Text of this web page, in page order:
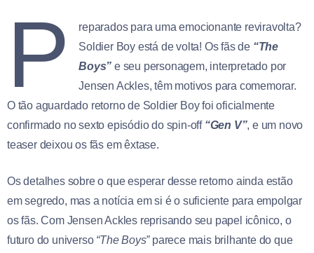
P
reparados para uma emocionante reviravolta?
Soldier Boy está de volta! Os fãs de “The
Boys” e seu personagem, interpretado por
Jensen Ackles, têm motivos para comemorar.
O tão aguardado retorno de Soldier Boy foi oficialmente
confirmado no sexto episódio do spin-off “Gen V”, e um novo
teaser deixou os fãs em êxtase.
Os detalhes sobre o que esperar desse retorno ainda estão
em segredo, mas a notícia em si é o suficiente para empolgar
os fãs. Com Jensen Ackles reprisando seu papel icônico, o
futuro do universo “The Boys”parece mais brilhante do que